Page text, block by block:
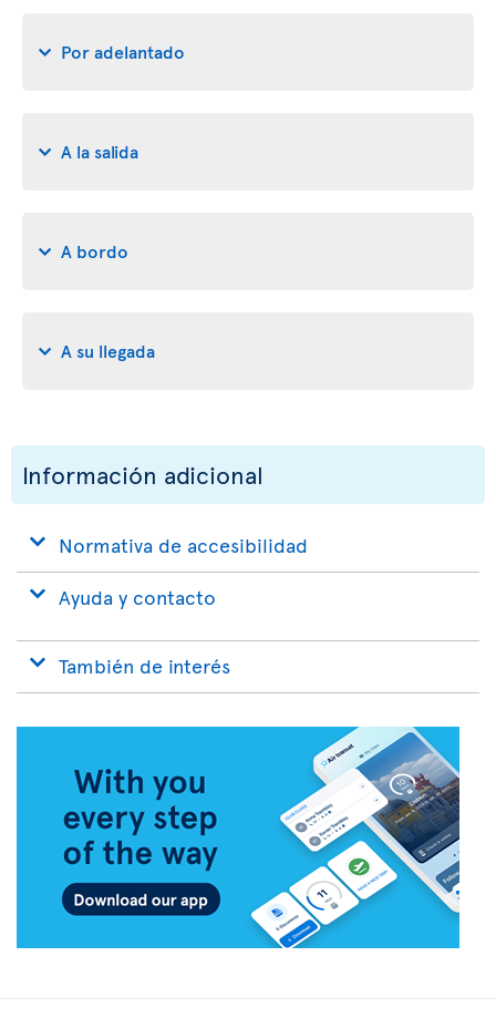
Por adelantado
A la salida
A bordo
A su llegada
Información adicional
Normativa de accesibilidad
Ayuda y contacto
También de interés